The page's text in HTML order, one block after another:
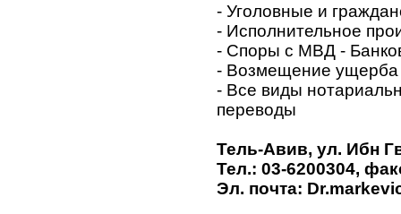
- Уголовные и
- Исполнительное
- Споры с МВД -
- Возмещение ущерба
- Все виды
переводы
Тель-Авив, ул. Ибн
Тел.: 03-6200304,
Эл. почта: